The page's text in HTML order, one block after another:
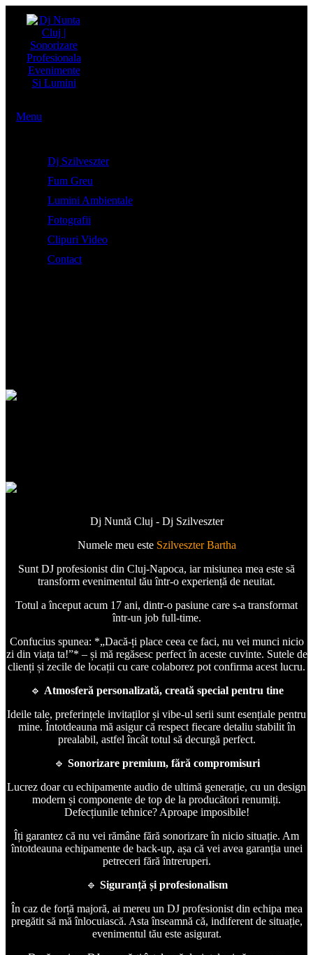
Menu
Dj Szilveszter
Fum Greu
Lumini Ambientale
Fotografii
Clipuri Video
Contact
Dj Nuntă Cluj - Dj Szilveszter
Numele meu este Szilveszter Bartha
Sunt DJ profesionist din Cluj-Napoca, iar misiunea mea este să
transform evenimentul tău într-o experiență de neuitat.
Totul a început acum 17 ani, dintr-o pasiune care s-a transformat
într-un job full-time.
Confucius spunea: *„Dacă-ți place ceea ce faci, nu vei munci nicio
zi din viața ta!”* – și mă regăsesc perfect în aceste cuvinte. Sutele de
clienți și zecile de locații cu care colaborez pot confirma acest lucru.
🔹 Atmosferă personalizată, creată special pentru tine
Ideile tale, preferințele invitaților și vibe-ul serii sunt esențiale pentru
mine. Întotdeauna mă asigur că respect fiecare detaliu stabilit în
prealabil, astfel încât totul să decurgă perfect.
🔹 Sonorizare premium, fără compromisuri
Lucrez doar cu echipamente audio de ultimă generație, cu un design
modern și componente de top de la producători renumiți.
Defecțiunile tehnice? Aproape imposibile!
Îți garantez că nu vei rămâne fără sonorizare în nicio situație. Am
întotdeauna echipamente de back-up, așa că vei avea garanția unei
petreceri fără întreruperi.
🔹 Siguranță și profesionalism
În caz de forță majoră, ai mereu un DJ profesionist din echipa mea
pregătit să mă înlocuiască. Asta înseamnă că, indiferent de situație,
evenimentul tău este asigurat.